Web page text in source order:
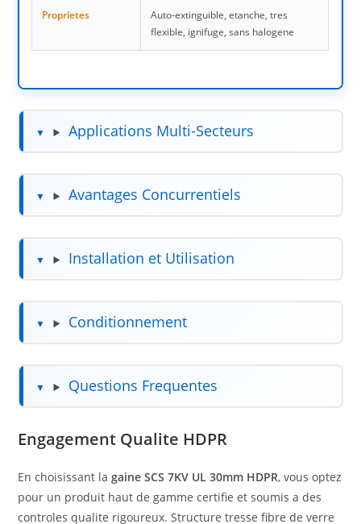
Proprietes
Auto-extinguible, etanche, tres
flexible, ignifuge, sans halogene
Applications Multi-Secteurs
Avantages Concurrentiels
Installation et Utilisation
Conditionnement
Questions Frequentes
Engagement Qualite HDPR
En choisissant lagaine SCS 7KV UL 30mm HDPR, vous optez
pour un produit haut de gamme certifie et soumis a des
controles qualite rigoureux. Structure tresse fibre de verre